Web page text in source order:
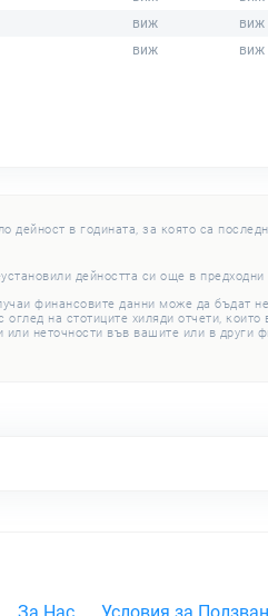
дейност в годината, за която са
дейността си още в предходни
финансовите данни може да бъдат
на стотиците хиляди отчети, които
неточности във вашите или в други